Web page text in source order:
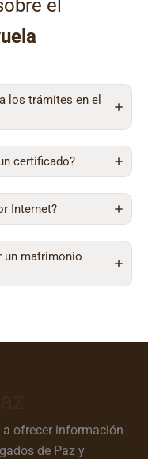
el
los trámites en el
certificado?
Internet?
un matrimonio
ofrecer información
de Paz y